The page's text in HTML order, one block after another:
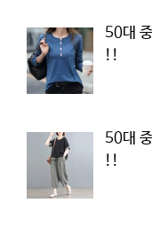
50대
!!
50대
!!